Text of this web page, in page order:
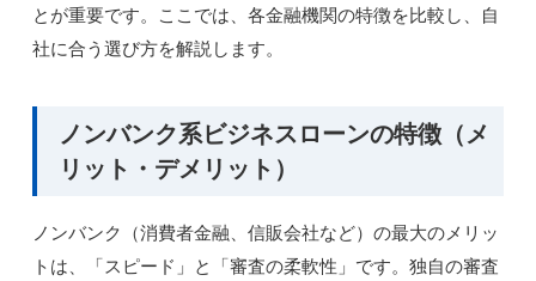
とが重要です。ここでは、各金融機関の特徴を比較し、自
社に合う選び方を解説します。
ノンバンク系ビジネスローンの特徴（メ
リット・デメリット）
ノンバンク（消費者金融、信販会社など）の最大のメリッ
トは、「スピード」と「審査の柔軟性」です。独自の審査